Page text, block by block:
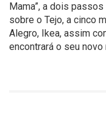
Mama”, a dois
sobre o Tejo, a cinco
Alegro, Ikea, assim
encontrará o seu